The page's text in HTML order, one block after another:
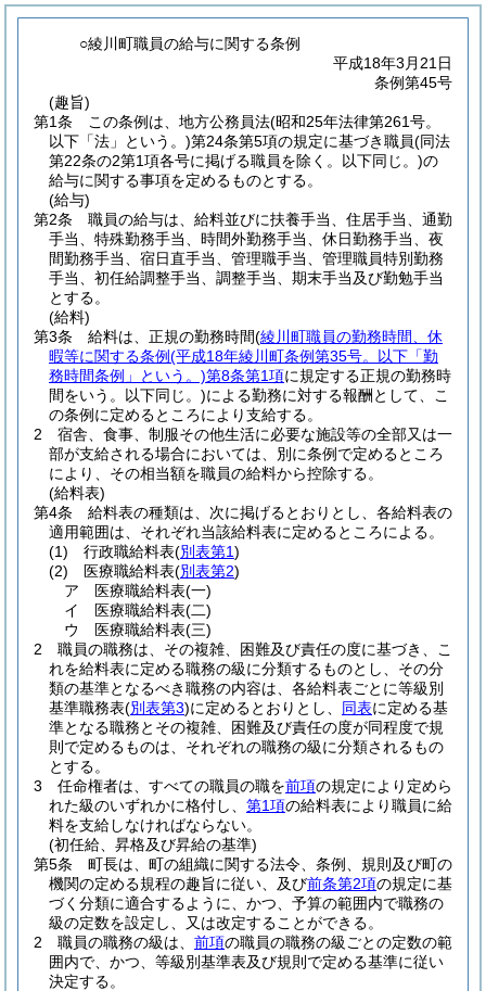
○綾川町職員の給与に関する条例
平成18年3月21日
条例第45号
(趣旨)
第1条
この条例は、地方公務員法(昭和25年法律第261号。
以下「法」という。)第24条第5項の規定に基づき職員(同法
第22条の2第1項各号に掲げる職員を除く。以下同じ。)の
給与に関する事項を定めるものとする。
(給与)
第2条
職員の給与は、給料並びに扶養手当、住居手当、通勤
手当、特殊勤務手当、時間外勤務手当、休日勤務手当、夜
間勤務手当、宿日直手当、管理職手当、管理職員特別勤務
手当、初任給調整手当、調整手当、期末手当及び勤勉手当
とする。
(給料)
第3条
給料は、正規の勤務時間(綾川町職員の勤務時間、休
暇等に関する条例(平成18年綾川町条例第35号。以下「勤
務時間条例」という。)第8条第1項に規定する正規の勤務時
間をいう。以下同じ。)による勤務に対する報酬として、こ
の条例に定めるところにより支給する。
2
宿舎、食事、制服その他生活に必要な施設等の全部又は一
部が支給される場合においては、別に条例で定めるところ
により、その相当額を職員の給料から控除する。
(給料表)
第4条
給料表の種類は、次に掲げるとおりとし、各給料表の
適用範囲は、それぞれ当該給料表に定めるところによる。
(1)
行政職給料表(別表第1)
(2)
医療職給料表(別表第2)
ア
医療職給料表(一)
イ
医療職給料表(二)
ウ
医療職給料表(三)
2
職員の職務は、その複雑、困難及び責任の度に基づき、こ
れを給料表に定める職務の級に分類するものとし、その分
類の基準となるべき職務の内容は、各給料表ごとに等級別
基準職務表(別表第3)に定めるとおりとし、 同表に定める基
準となる職務とその複雑、困難及び責任の度が同程度で規
則で定めるものは、それぞれの職務の級に分類されるもの
とする。
3
任命権者は、すべての職員の職を前項の規定により定めら
れた級のいずれかに格付し、 第1項の給料表により職員に給
料を支給しなければならない。
(初任給、昇格及び昇給の基準)
第5条
町長は、町の組織に関する法令、条例、規則及び町の
機関の定める規程の趣旨に従い、及び前条第2項の規定に基
づく分類に適合するように、かつ、予算の範囲内で職務の
級の定数を設定し、又は改定することができる。
2
職員の職務の級は、 前項の職員の職務の級ごとの定数の範
囲内で、かつ、等級別基準表及び規則で定める基準に従い
決定する。